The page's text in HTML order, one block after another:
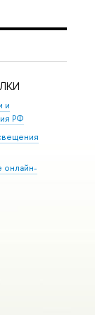
и
РФ
онлайн-